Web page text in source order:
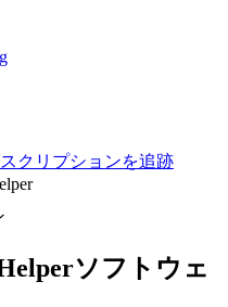
クリプションを追跡
ソフトウェ